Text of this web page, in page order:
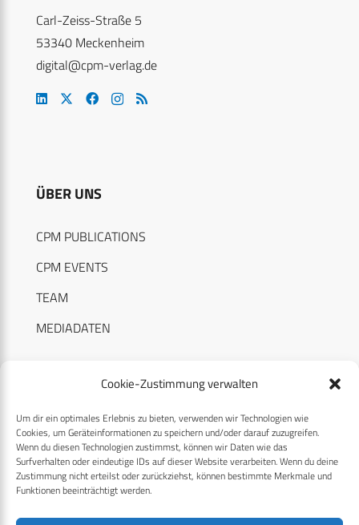
Cookie-Zustimmung verwalten
Um dir ein optimales Erlebnis zu bieten, verwenden wir Technologien wie
Cookies, um Geräteinformationen zu speichern und/oder darauf zuzugreifen.
Wenn du diesen Technologien zustimmst, können wir Daten wie das
Surfverhalten oder eindeutige IDs auf dieser Website verarbeiten. Wenn du deine
Zustimmung nicht erteilst oder zurückziehst, können bestimmte Merkmale und
Funktionen beeinträchtigt werden.
Carl-Zeiss-Straße 5
53340 Meckenheim
digital@cpm-verlag.de
ÜBER UNS
CPM PUBLICATIONS
CPM EVENTS
TEAM
MEDIADATEN
RECHTLICHES
Datenschutzerklärung
Cookie-Richtlinie (EU)